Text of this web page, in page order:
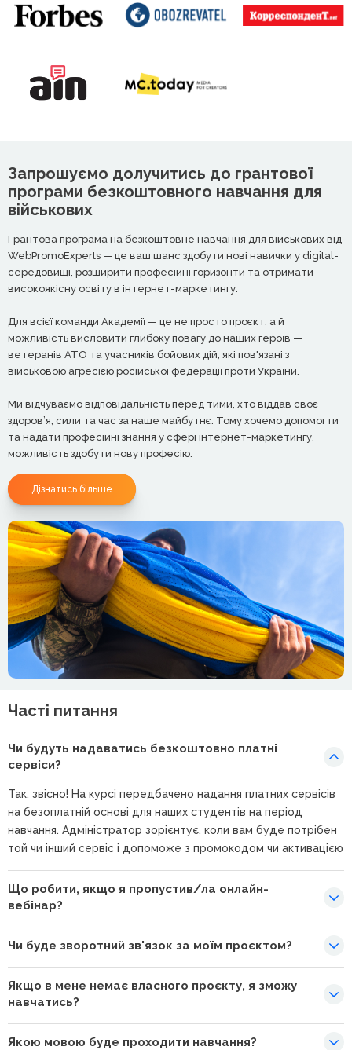
Запрошуємо долучитись до грантової
програми безкоштовного навчання для
військових
Грантова програма на безкоштовне навчання для військових від
WebPromoExperts — це ваш шанс здобути нові навички у digital-
середовищі, розширити професійні горизонти та отримати
високоякісну освіту в інтернет-маркетингу.
Для всієї команди Академії — це не просто проєкт, а й
можливість висловити глибоку повагу до наших героїв —
ветеранів АТО та учасників бойових дій, які пов'язані з
військовою агресією російської федерації проти України.
Ми відчуваємо відповідальність перед тими, хто віддав своє
здоров’я, сили та час за наше майбутнє. Тому хочемо допомогти
та надати професійні знання у сфері інтернет-маркетингу,
можливість здобути нову професію.
Дізнатись більше
Часті питання
Чи будуть надаватись безкоштовно платні
сервіси?
Так, звісно! На курсі передбачено надання платних сервісів
на безоплатній основі для наших студентів на період
навчання. Адміністратор зорієнтує, коли вам буде потрібен
той чи інший сервіс і допоможе з промокодом чи активацією
Що робити, якщо я пропустив/ла онлайн-
вебінар?
Чи буде зворотний зв'язок за моїм проєктом?
Якщо в мене немає власного проєкту, я зможу
навчатись?
Якою мовою буде проходити навчання?